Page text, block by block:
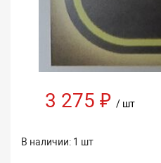
3 275 ₽ / шт
В наличии: 1 шт